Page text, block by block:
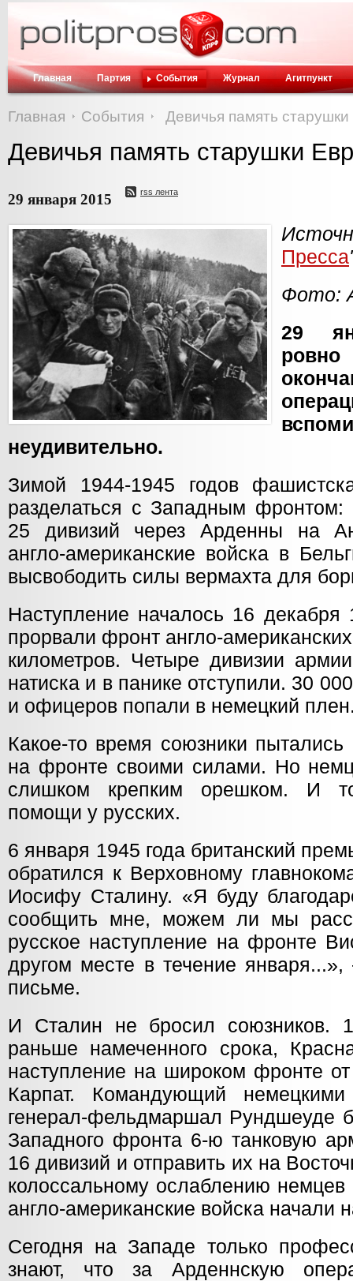
Главная Партия События Журнал Агитпункт
Главная События Девичья память
Девичья память старушки
29 января 2015 rss лента
Пресса
Фото:
29
неудивительно.
Зимой 1944-1945 годов
разделаться с Западным фронтом:
25 дивизий через Арденны на
англо-американские войска в
высвободить силы вермахта для
Наступление началось 16
прорвали фронт англо-
километров. Четыре дивизии
натиска и в панике отступили. 30
и офицеров попали в немецкий
Какое-то время союзники
на фронте своими силами. Но
слишком крепким орешком. И
помощи у русских.
6 января 1945 года британский
обратился к Верховному
Иосифу Сталину. «Я буду
сообщить мне, можем ли мы
русское наступление на фронте
другом месте в течение
письме.
И Сталин не бросил союзников.
раньше намеченного срока,
наступление на широком фронте
Карпат. Командующий
генерал-фельдмаршал Рундшеуде
Западного фронта 6-ю танковую
16 дивизий и отправить их на
колоссальному ослаблению
англо-американские войска начали
Сегодня на Западе только
знают, что за Арденнскую